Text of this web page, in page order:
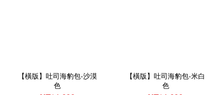
【橫版】吐司海豹包-沙漠
色
【橫版】吐司海豹包-米白
色